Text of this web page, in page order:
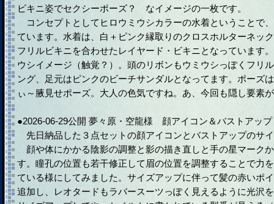
ビキニ姿でセクシーポーズ？ なイメージの一枚です。
コンセプトとしてヒロウミウシカラーの水着ということで
ています。水着は、白＋ピンク縁取りのクロスホルターネッ
フリルビキニを合わせたレイヤード・ビキニとなっています
ウシイメージ（触覚？）。頭のリボンもウミウシっぽくフリ
ング、足元はピンクのビーチサンダルとなってます。ポーズ
ぃ～腋見せポーズ。大人の色気ですね。あ、今回も隠し要素
●2026-06-29公開 夢々原・空龍様 顔アイコン＆バストアッ
先日納品した３点セットの顔アイコンとバストアップのサ
顔や体にかかる陰影の調整と影の描き直しと手の星マーク
す。瞳孔の位置も若干修正して眉の位置を調整することで力
ている様にしてみました。サイズアップに伴って髪の赤いポ
追加し、レオタードもラバースーツっぽく見えるように光沢